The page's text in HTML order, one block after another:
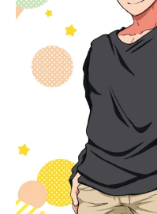
間
殻
天
佳
龍
前
河
グ